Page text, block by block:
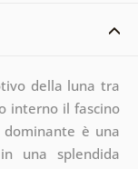
della luna tra
interno il fascino
è una
una splendida